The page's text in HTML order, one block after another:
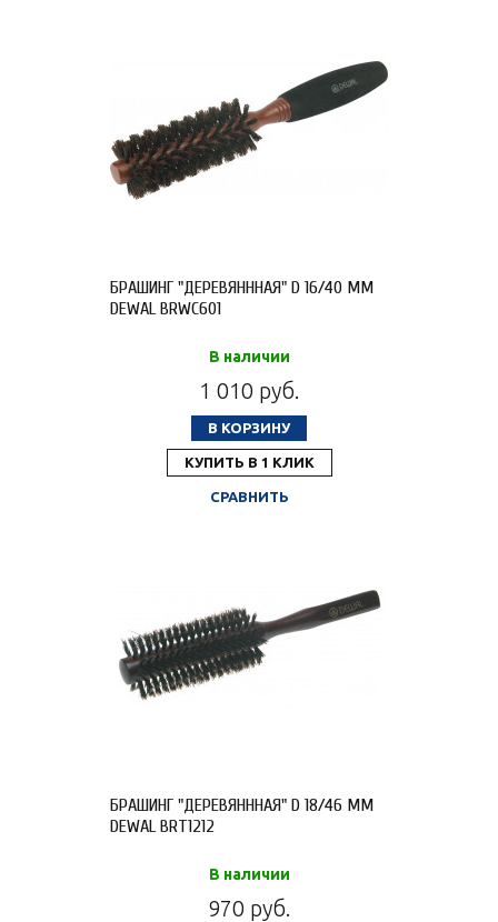
БРАШИНГ "ДЕРЕВЯНННАЯ" D 16/40 ММ
DEWAL BRWC601
В наличии
1 010 руб.
В КОРЗИНУ
КУПИТЬ В 1 КЛИК
СРАВНИТЬ
БРАШИНГ "ДЕРЕВЯНННАЯ" D 18/46 ММ
DEWAL BRT1212
В наличии
970 руб.